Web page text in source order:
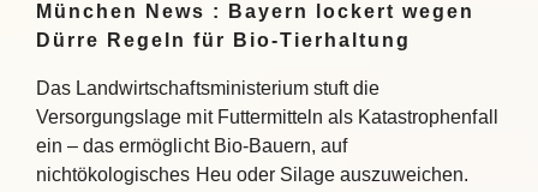
München News : Bayern lockert wegen
Dürre Regeln für Bio-Tierhaltung
Das Landwirtschaftsministerium stuft die
Versorgungslage mit Futtermitteln als Katastrophenfall
ein – das ermöglicht Bio-Bauern, auf
nichtökologisches Heu oder Silage auszuweichen.